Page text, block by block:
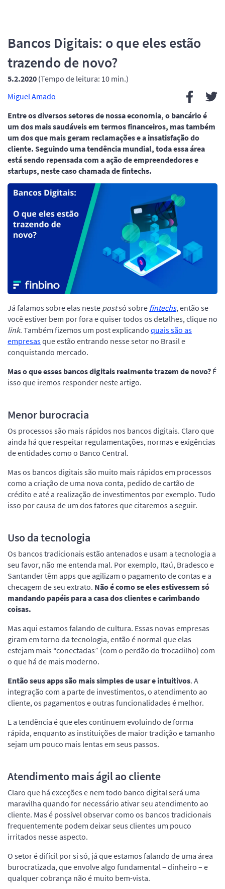
Bancos Digitais: o que eles estão
trazendo de novo?
5.2.2020 (Tempo de leitura: 10 min.)
Miguel Amado
Entre os diversos setores de nossa economia, o bancário é
um dos mais saudáveis em termos financeiros, mas também
um dos que mais geram reclamações e a insatisfação do
cliente. Seguindo uma tendência mundial, toda essa área
está sendo repensada com a ação de empreendedores e
startups, neste caso chamada de fintechs.
Já falamos sobre elas neste postsó sobre fintechs, então se
você estiver bem por fora e quiser todos os detalhes, clique no
link. Também fizemos um post explicando quais são as
empresasque estão entrando nesse setor no Brasil e
conquistando mercado.
Mas o que esses bancos digitais realmente trazem de novo? É
isso que iremos responder neste artigo.
Menor burocracia
Os processos são mais rápidos nos bancos digitais. Claro que
ainda há que respeitar regulamentações, normas e exigências
de entidades como o Banco Central.
Mas os bancos digitais são muito mais rápidos em processos
como a criação de uma nova conta, pedido de cartão de
crédito e até a realização de investimentos por exemplo. Tudo
isso por causa de um dos fatores que citaremos a seguir.
Uso da tecnologia
Os bancos tradicionais estão antenados e usam a tecnologia a
seu favor, não me entenda mal. Por exemplo, Itaú, Bradesco e
Santander têm apps que agilizam o pagamento de contas e a
checagem de seu extrato. Não é como se eles estivessem só
mandando papéis para a casa dos clientes e carimbando
coisas.
Mas aqui estamos falando de cultura. Essas novas empresas
giram em torno da tecnologia, então é normal que elas
estejam mais “conectadas” (com o perdão do trocadilho) com
o que há de mais moderno.
Então seus apps são mais simples de usar e intuitivos. A
integração com a parte de investimentos, o atendimento ao
cliente, os pagamentos e outras funcionalidades é melhor.
E a tendência é que eles continuem evoluindo de forma
rápida, enquanto as instituições de maior tradição e tamanho
sejam um pouco mais lentas em seus passos.
Atendimento mais ágil ao cliente
Claro que há exceções e nem todo banco digital será uma
maravilha quando for necessário ativar seu atendimento ao
cliente. Mas é possível observar como os bancos tradicionais
frequentemente podem deixar seus clientes um pouco
irritados nesse aspecto.
O setor é difícil por si só, já que estamos falando de uma área
burocratizada, que envolve algo fundamental – dinheiro – e
qualquer cobrança não é muito bem-vista.